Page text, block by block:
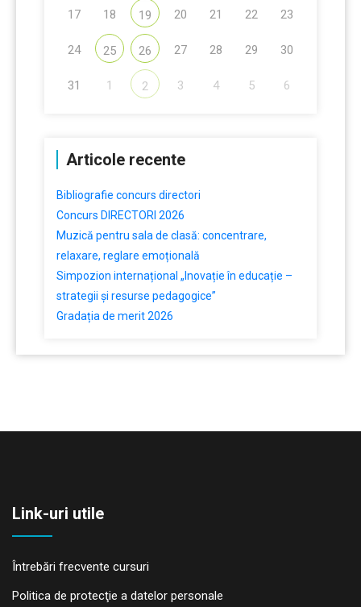
17 18 19 20 21 22 23
24 25 26 27 28 29 30
31 1 2 3 4 5 6
Articole recente
Bibliografie concurs directori
Concurs DIRECTORI 2026
Muzică pentru sala de clasă: concentrare,
relaxare, reglare emoțională
Simpozion internațional „Inovație în educație –
strategii și resurse pedagogice”
Gradația de merit 2026
Link-uri utile
Întrebări frecvente cursuri
Politica de protecţie a datelor personale